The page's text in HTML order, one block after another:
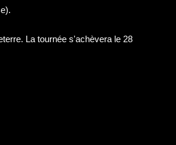
La tournée s'achèvera le 28